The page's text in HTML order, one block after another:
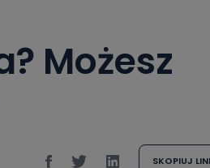
Możesz
SKOPIUJ